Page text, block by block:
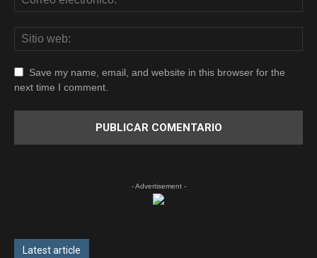
Save my name, email, and website in this browser for the
next time I comment.
- Advertisement -
Latest article